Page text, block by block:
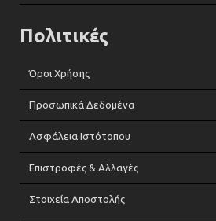
Πολιτικές
Όροι Χρήσης
Προσωπικά Δεδομένα
Ασφάλεια Ιστότοπου
Επιστροφές & Αλλαγές
Στοιχεία Αποστολής